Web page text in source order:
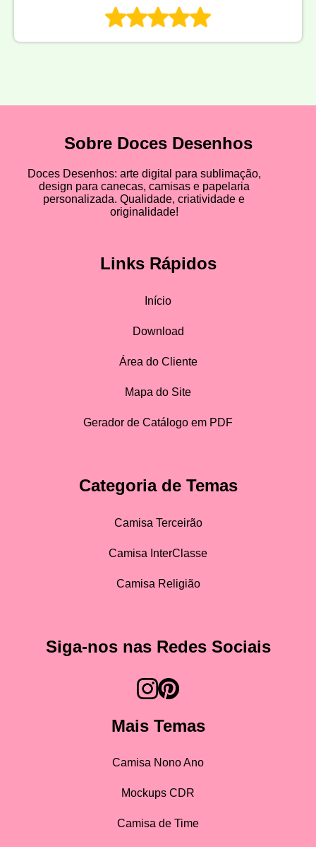
Sobre Doces Desenhos
Doces Desenhos: arte digital para sublimação,
design para canecas, camisas e papelaria
personalizada. Qualidade, criatividade e
originalidade!
Links Rápidos
Início
Download
Área do Cliente
Mapa do Site
Gerador de Catálogo em PDF
Categoria de Temas
Camisa Terceirão
Camisa InterClasse
Camisa Religião
Siga-nos nas Redes Sociais
Mais Temas
Camisa Nono Ano
Mockups CDR
Camisa de Time